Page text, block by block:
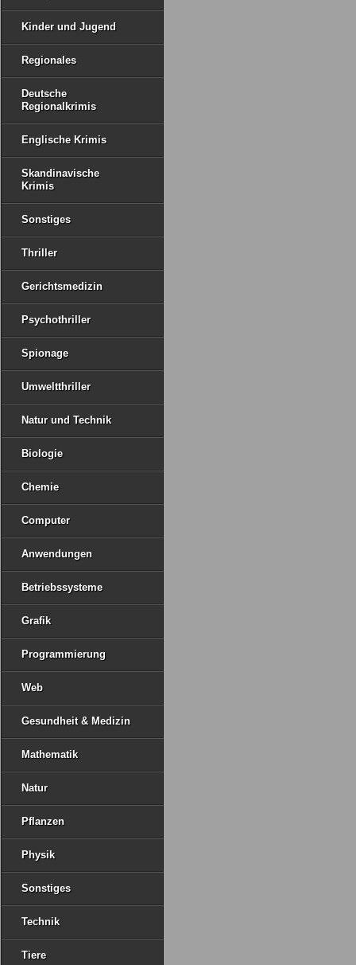
Kinder und Jugend
Regionales
Deutsche
Regionalkrimis
Englische Krimis
Skandinavische
Krimis
Sonstiges
Thriller
Gerichtsmedizin
Psychothriller
Spionage
Umweltthriller
Natur und Technik
Biologie
Chemie
Computer
Anwendungen
Betriebssysteme
Grafik
Programmierung
Web
Gesundheit & Medizin
Mathematik
Natur
Pflanzen
Physik
Sonstiges
Technik
Tiere